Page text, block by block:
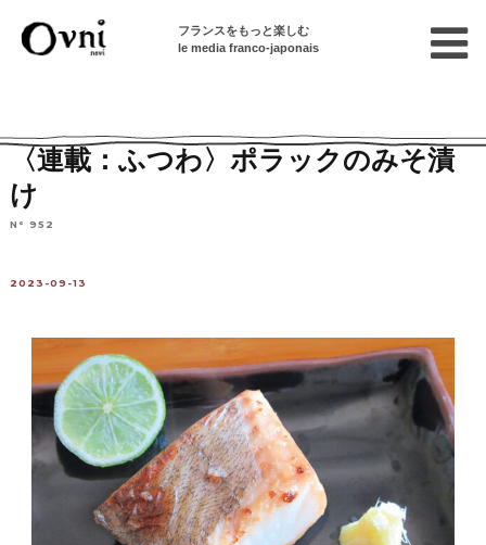
フランスをもっと楽しむ
le media franco-japonais
〈連載：ふつわ〉ポラックのみそ漬
け
N° 952
2023-09-13